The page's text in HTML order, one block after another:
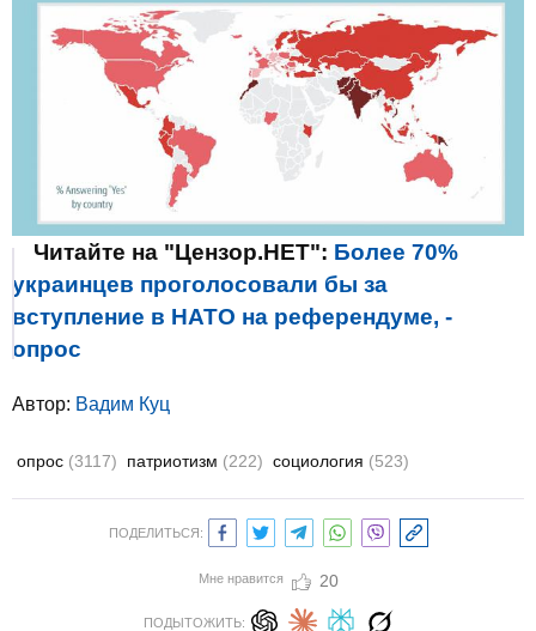
Читайте на "Цензор.НЕТ": Более 70%
украинцев проголосовали бы за
вступление в НАТО на референдуме, -
опрос
Автор: Вадим Куц
опрос (3117) патриотизм (222) социология (523)
ПОДЕЛИТЬСЯ:
Мне нравится 20
ПОДЫТОЖИТЬ: